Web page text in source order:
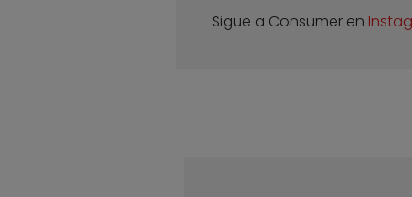
Sigue a Consumer en